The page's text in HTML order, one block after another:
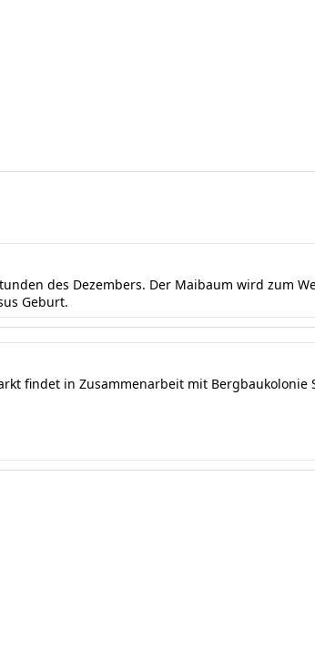
des Dezembers. Der Maibaum wird zum
Geburt.
findet in Zusammenarbeit mit Bergbaukolonie